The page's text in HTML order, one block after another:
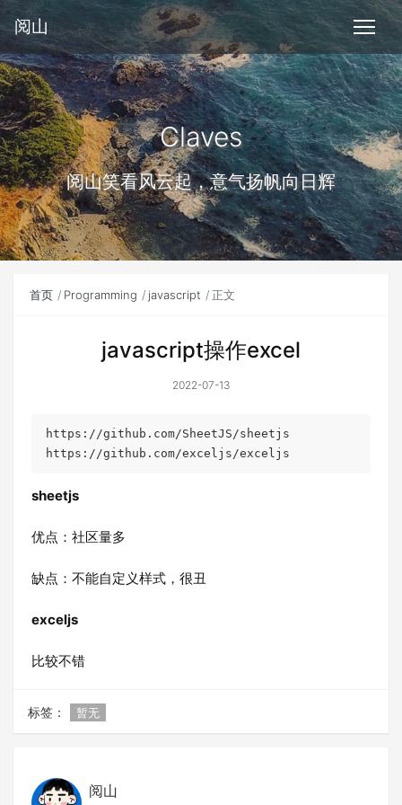
阅山
Claves
阅山笑看风云起，意气扬帆向日辉
首页 Programming javascript 正文
javascript操作excel
2022-07-13
https://github.com/SheetJS/sheetjs
https://github.com/exceljs/exceljs
sheetjs
优点：社区量多
缺点：不能自定义样式，很丑
exceljs
比较不错
标签： 暂无
阅山